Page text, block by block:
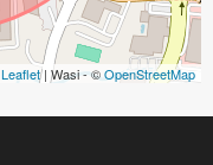
Leaflet| Wasi - ©OpenStreetMap